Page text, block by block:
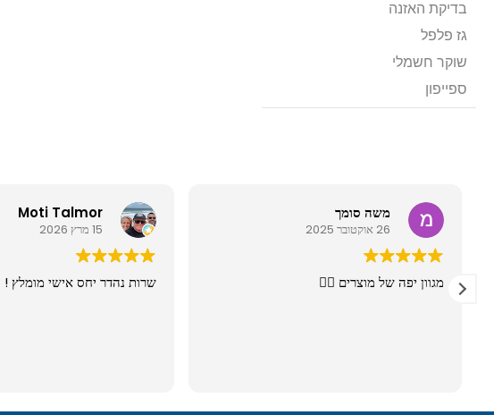
בדיקת האזנה
גז פלפל
שוקר חשמלי
ספייפון
Moti Talmor
15 מרץ 2026
שרות נהדר יחס אישי מומלץ !
משה סומך
26 אוקטובר 2025
מגוון יפה של מוצרים 👍🏼